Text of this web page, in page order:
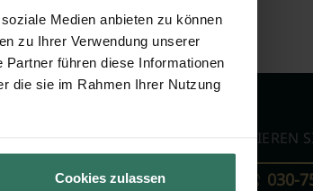
Medien anbieten zu können
zu Ihrer Verwendung unserer
führen diese Informationen
die sie im Rahmen Ihrer Nutzung
Cookies zulassen
KONTAKTIEREN
030-